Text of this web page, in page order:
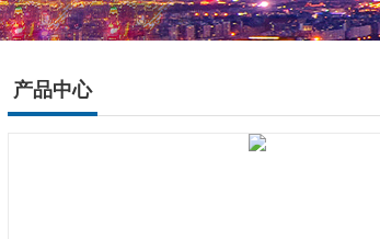
产品中心